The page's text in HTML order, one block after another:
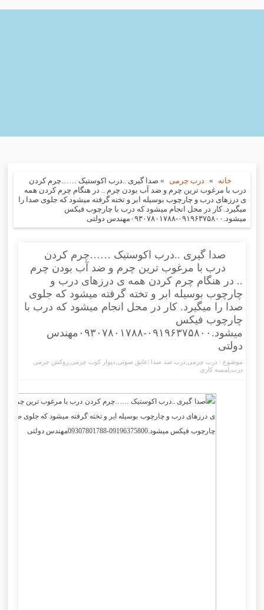
خانه » درب چرمی » صدا گیری ..درب اکوستیک ……چرم کردن
درب با مرغوب ترین چرم و ضد آب بودن چرم .. در هنگام چرم کردن همه
ی درزهای درب و چارچوب بوسیله ابر و تخته گرفته میشود که جلوی صدا را
میگیرد. کار در محل انجام میشود که درب با چارچوب فیکس
میشود.۰۹۱۹۶۳۷۵۸۰۰-۰۹۳۰۷۸۰۱۷۸۸مهندس دولتی
صدا گیری ..درب اکوستیک ……چرم کردن
درب با مرغوب ترین چرم و ضد آب بودن چرم
.. در هنگام چرم کردن همه ی درزهای درب و
چارچوب بوسیله ابر و تخته گرفته میشود که جلوی
صدا را میگیرد. کار در محل انجام میشود که درب با
چارچوب فیکس
میشود.۰۹۱۹۶۳۷۵۸۰۰-۰۹۳۰۷۸۰۱۷۸۸مهندس
دولتی
موضوع : درب چرمی درب ضد صدا |عایق صوتی دیوار کوب چرمی ,روکش چرمی
درب لمسه کاری